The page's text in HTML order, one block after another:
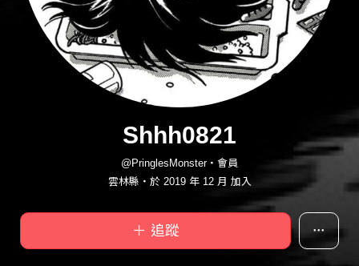
Shhh0821
@PringlesMonster・會員
雲林縣・於 2019 年 12 月 加入
＋ 追蹤